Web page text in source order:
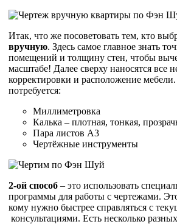
Итак, что же посоветовать тем, кто
вручную. Здесь самое главное знать
помещений и толщину стен, чтобы
масштабе! Далее сверху наносятся все
корректировки и расположение
потребуется:
Миллиметровка
Калька – плотная, тонкая,
Пара листов А3
Чертёжные инструменты
2-ой способ – это использовать
программы для работы с чертежами.
кому нужно быстрее справляться с
консультациями. Есть несколько